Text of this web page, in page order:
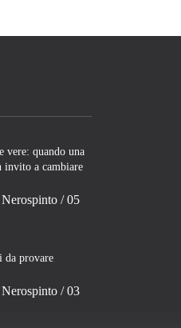
vere: quando una
invito a cambiare
/ 05
da provare
/ 03